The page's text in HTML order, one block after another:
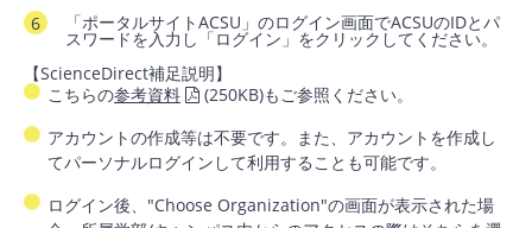
「ポータルサイトACSU」のログイン画面でACSUのIDとパ
スワードを入力し「ログイン」をクリックしてください。
【ScienceDirect補足説明】
こちらの参考資料
(250KB)もご参照ください。
アカウントの作成等は不要です。また、アカウントを作成し
てパーソナルログインして利用することも可能です。
ログイン後、"Choose Organization"の画面が表示された場